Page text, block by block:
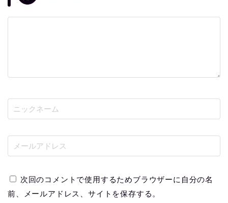
次回のコメントで使用するためブラウザーに自分の名
前、メールアドレス、サイトを保存する。